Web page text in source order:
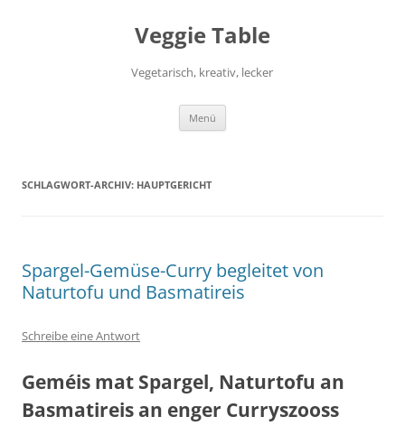
Veggie Table
Vegetarisch, kreativ, lecker
Menü
SCHLAGWORT-ARCHIV: HAUPTGERICHT
Spargel-Gemüse-Curry begleitet von
Naturtofu und Basmatireis
Schreibe eine Antwort
Geméis mat Spargel, Naturtofu an
Basmatireis an enger Curryszooss